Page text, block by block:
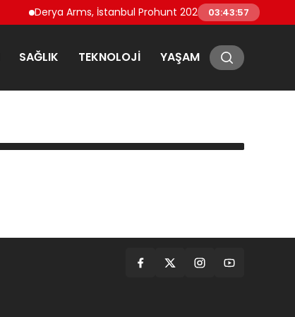
Derya Arms, İstanbul Prohunt 2026’da yeni nesil
03:43:57
SAĞLIK TEKNOLOJI YAŞAM